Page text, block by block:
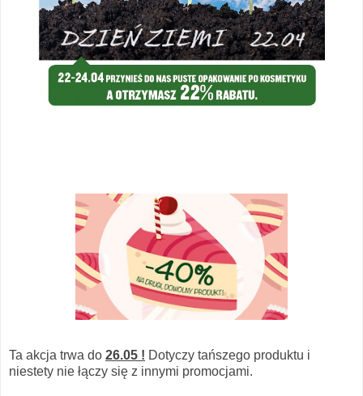
Ta akcja trwa do 26.05 ! Dotyczy tańszego produktu i
niestety nie łączy się z innymi promocjami.